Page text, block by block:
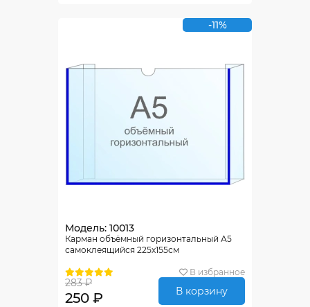
-11%
Модель: 10013
Карман объёмный горизонтальный А5
самоклеящийся 225х155см
В избранное
283 ₽
250 ₽ В корзину